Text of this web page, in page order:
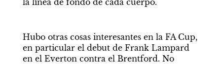
la línea de fondo de cada cuerpo.
Hubo otras cosas interesantes en la FA Cup,
en particular el debut de Frank Lampard
en el Everton contra el Brentford. No